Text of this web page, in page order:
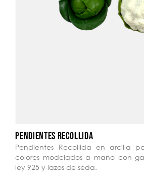
PENDIENTES RECOLLIDA
Pendientes Recollida en arcilla
colores modelados a mano con
ley 925 y lazos de seda.